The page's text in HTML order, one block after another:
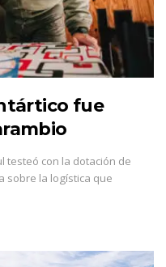
fue
testeó con la dotación de
sobre la logística que